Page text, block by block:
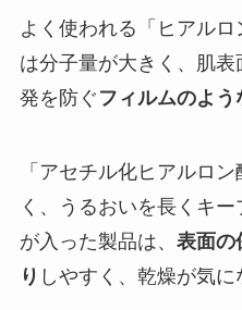
よく使われる「ヒアルロ
は分子量が大きく、肌
発を防ぐ フィルムのよう
「アセチル化ヒアルロ
く、うるおいを長くキ
が入った製品は、 表面の
り しやすく、乾燥が気に